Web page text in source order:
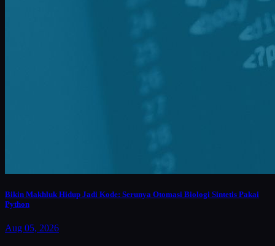
Bikin Makhluk Hidup Jadi Kode: Serunya Otomasi Biologi Sintetis Pakai
Python
Aug 05, 2026